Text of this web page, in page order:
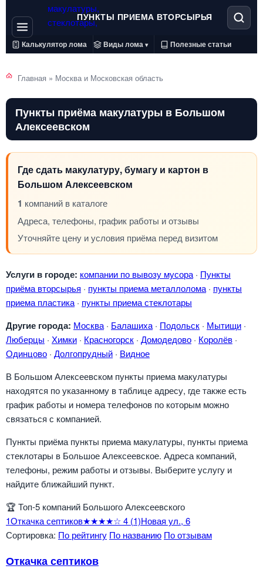
ПУНКТЫ ПРИЕМА ВТОРСЫРЬЯ
Калькулятор лома Виды лома ▾ Полезные статьи
Главная » Москва и Московская область
Пункты приёма макулатуры в Большом
Алексеевском
Где сдать макулатуру, бумагу и картон в
Большом Алексеевском
1 компаний в каталоге
Адреса, телефоны, график работы и отзывы
Уточняйте цену и условия приёма перед визитом
Услуги в городе: компании по вывозу мусора · Пункты
приёма вторсырья · пункты приема металлолома · пункты
приема пластика · пункты приема стеклотары
Другие города: Москва · Балашиха · Подольск · Мытищи ·
Люберцы · Химки · Красногорск · Домодедово · Королёв ·
Одинцово · Долгопрудный · Видное
В Большом Алексеевском пункты приема макулатуры
находятся по указанному в таблице адресу, где также есть
график работы и номера телефонов по которым можно
связаться с компанией.
Пункты приёма пункты приема макулатуры, пункты приема
стеклотары в Большое Алексеевское. Адреса компаний,
телефоны, режим работы и отзывы. Выберите услугу и
найдите ближайший пункт.
🏆 Топ-5 компаний Большого Алексеевского
1Откачка септиков★★★★☆ 4 (1)Новая ул., 6
Сортировка: По рейтингу По названию По отзывам
Откачка септиков